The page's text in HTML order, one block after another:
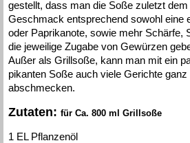
gestellt, dass man die Soße zuletzt
Geschmack entsprechend sowohl eine
oder Paprikanote, sowie mehr Schärfe,
die jeweilige Zugabe von Gewürzen
Außer als Grillsoße, kann man mit ein
pikanten Soße auch viele Gerichte ganz
abschmecken.
Zutaten: für Ca. 800 ml Grillsoße
1 EL Pflanzenöl